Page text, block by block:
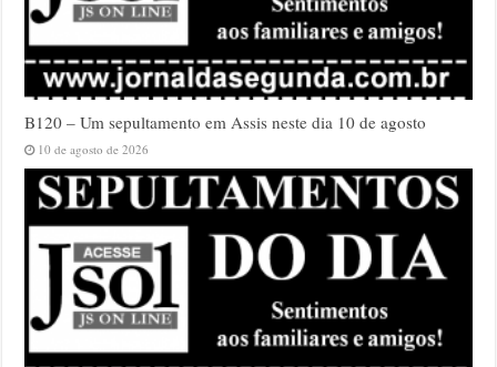
B120 – Um sepultamento em Assis neste dia 10 de agosto
10 de agosto de 2026